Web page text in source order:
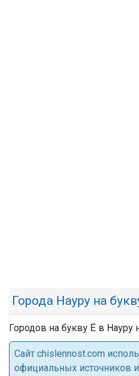
Города Науру на
Городов на букву Ё в Науру
Cайт chislennost.com
официальных источников